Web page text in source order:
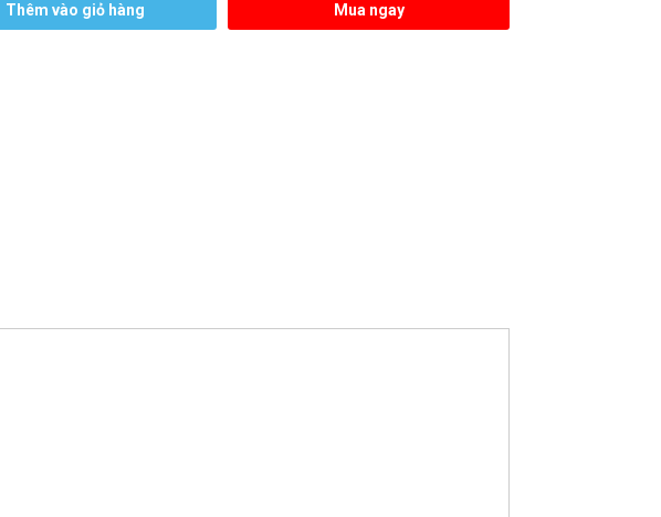
Thêm vào giỏ hàng Mua ngay